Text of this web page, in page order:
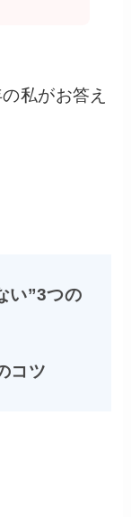
私がお答え
い”3つの
コツ